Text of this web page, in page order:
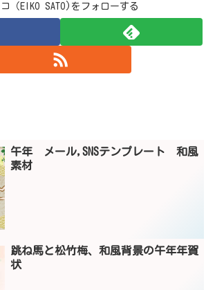
（EIKO SATO)をフォローする
午年 メール,SNSテンプレート 和風
素材
跳ね馬と松竹梅、和風背景の午年年賀
状